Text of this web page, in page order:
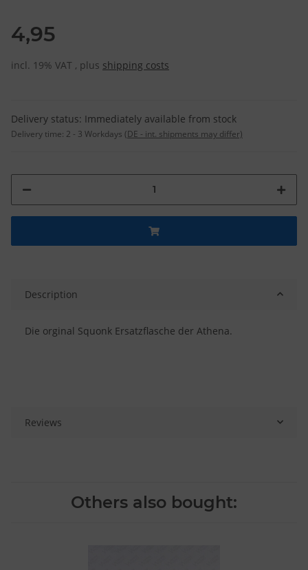
4,95
incl. 19% VAT , plus shipping costs
Delivery status: Immediately available from stock
Delivery time: 2 - 3 Workdays (DE - int. shipments may differ)
Description
Die orginal Squonk Ersatzflasche der Athena.
Reviews
Others also bought: